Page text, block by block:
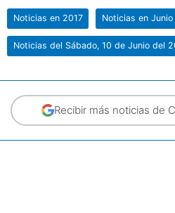
Noticias en 2017 Noticias en
Noticias del Sábado, 10 de Junio del
Recibir más noticias de